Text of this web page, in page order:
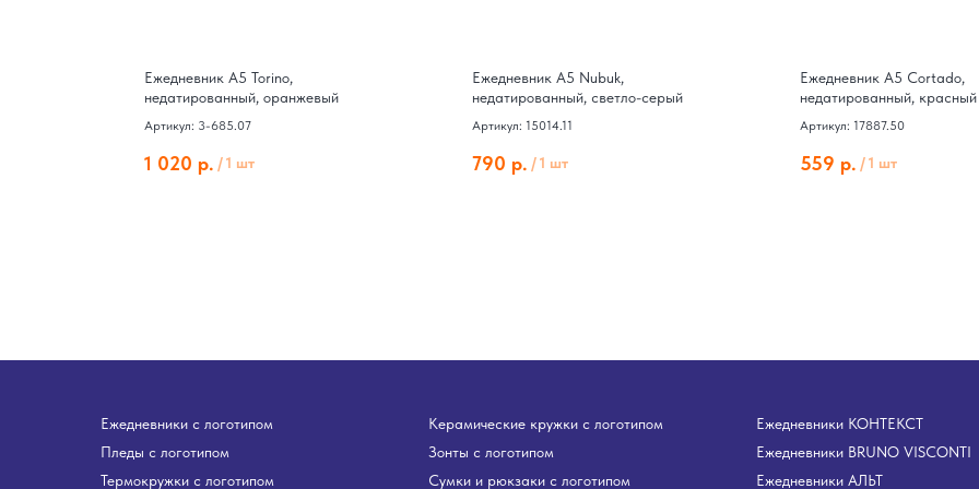
Ежедневник А5 Torino,
недатированный, оранжевый
Артикул: 3-685.07
1 020 р. /1 шт
Ежедневник А5 Nubuk,
недатированный, светло-серый
Артикул: 15014.11
790 р. /1 шт
Ежедневник А5 Cortado,
недатированный, красный
Артикул: 17887.50
559 р. /1 шт
Ежедневники с логотипом
Пледы с логотипом
Термокружки с логотипом
Керамические кружки с логотипом
Зонты с логотипом
Сумки и рюкзаки с логотипом
Ежедневники КОНТЕКСТ
Ежедневники BRUNO VISCONTI
Ежедневники АЛЬТ